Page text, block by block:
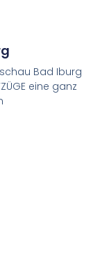
Bad Iburg
eine ganz